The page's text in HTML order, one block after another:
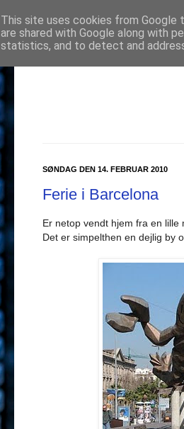
SØNDAG DEN 14. FEBRUAR 2010
Ferie i Barcelona
Er netop vendt hjem fra en lille
Det er simpelthen en dejlig by
This site uses cookies from Google
are shared with Google along with
statistics, and to detect and